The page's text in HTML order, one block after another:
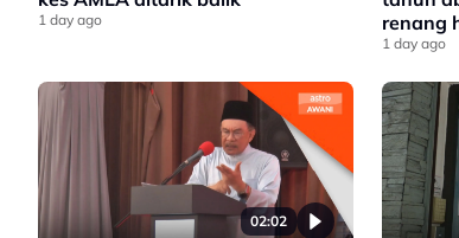
1 day ago
renang
1 day ago
02:02